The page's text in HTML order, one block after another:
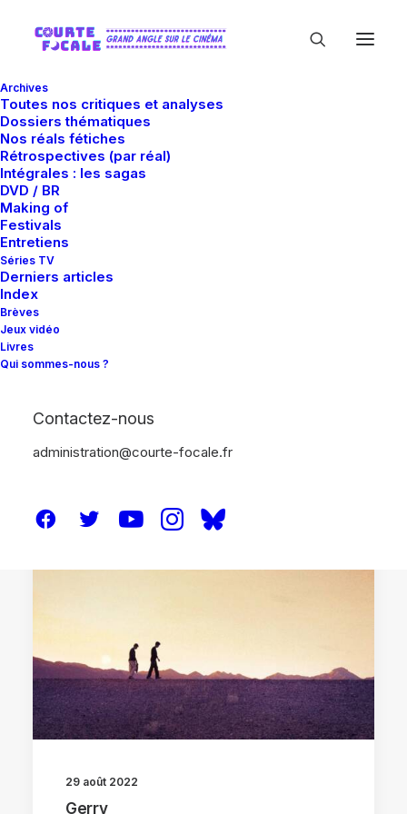
Archives
Toutes nos critiques et analyses
Dossiers thématiques
Nos réals fétiches
Rétrospectives (par réal)
Intégrales : les sagas
DVD / BR
Making of
Festivals
Entretiens
Séries TV
Derniers articles
Index
Brèves
Jeux vidéo
Livres
Qui sommes-nous ?
Contactez-nous
administration@courte-focale.fr
29 août 2022
Gerry